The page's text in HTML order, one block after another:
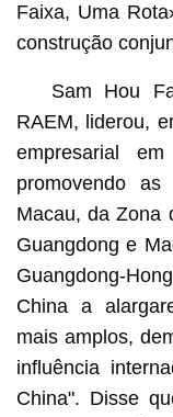
Faixa, Uma
construção
Sam Hou
RAEM, liderou,
empresarial
promovendo
Macau, da Zona
Guangdong e
Guangdong-
China a
mais amplos,
influência
China". Disse